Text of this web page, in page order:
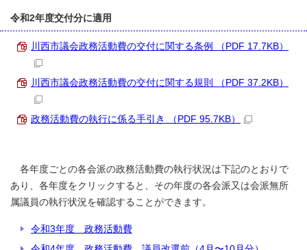
令和2年度交付分に適用
川西市議会政務活動費の交付に関する条例 （PDF 17.7KB）
川西市議会政務活動費の交付に関する規則 （PDF 37.2KB）
政務活動費の執行に係る手引き （PDF 95.7KB）
各年度ごとの各会派の政務活動費の執行状況は下記のとおりで
あり、各年度をクリックすると、その年度の各会派又は会派無所
属議員の執行状況を確認することができます。
令和3年度 政務活動費